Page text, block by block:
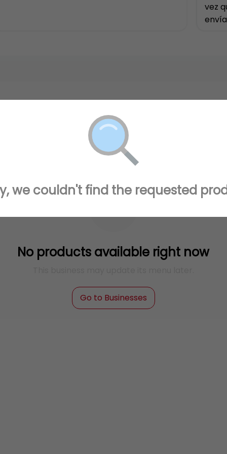
vez
No products available right now
Go to Businesses
we couldn't find the requested